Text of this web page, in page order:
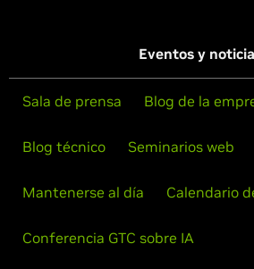
Eventos y
Sala de prensa Blog de la
Blog técnico Seminarios web
Mantenerse al día Calendario
Conferencia GTC sobre IA